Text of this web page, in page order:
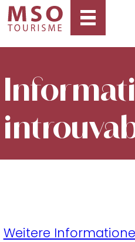
Weitere